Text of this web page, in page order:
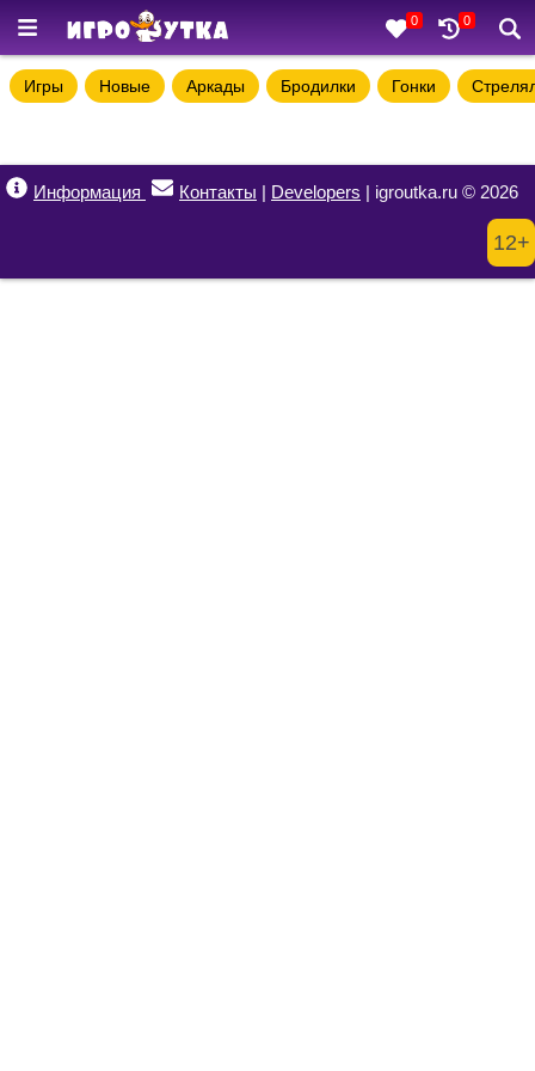
0 0
Игры Новые Аркады Бродилки Гонки
Информация Контакты | Developers | igroutka.ru © 2026
12+